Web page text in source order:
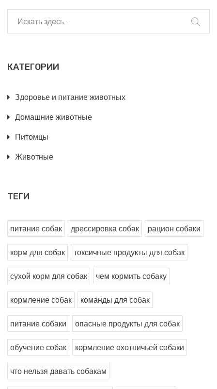
КАТЕГОРИИ
Здоровье и питание животных
Домашние животные
Питомцы
Животные
ТЕГИ
питание собак дрессировка собак рацион собаки
корм для собак токсичные продукты для собак
сухой корм для собак чем кормить собаку
кормление собак команды для собак
питание собаки опасные продукты для собак
обучение собак кормление охотничьей собаки
что нельзя давать собакам